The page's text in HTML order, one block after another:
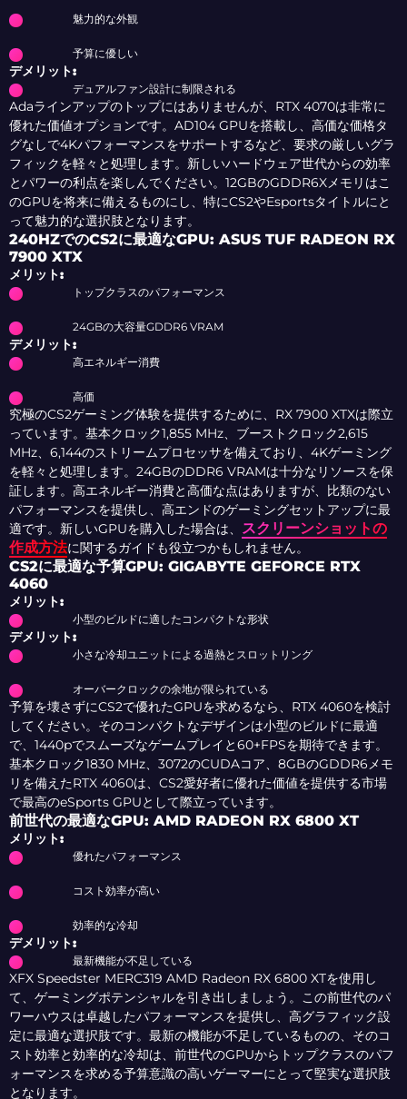
魅力的な外観
予算に優しい
デメリット:
デュアルファン設計に制限される
Adaラインアップのトップにはありませんが、RTX 4070は非常に
優れた価値オプションです。AD104 GPUを搭載し、高価な価格タ
グなしで4Kパフォーマンスをサポートするなど、要求の厳しいグラ
フィックを軽々と処理します。新しいハードウェア世代からの効率
とパワーの利点を楽しんでください。12GBのGDDR6Xメモリはこ
のGPUを将来に備えるものにし、特にCS2やEsportsタイトルにと
って魅力的な選択肢となります。
240HZでのCS2に最適なGPU: ASUS TUF RADEON RX
7900 XTX
メリット:
トップクラスのパフォーマンス
24GBの大容量GDDR6 VRAM
デメリット:
高エネルギー消費
高価
究極のCS2ゲーミング体験を提供するために、RX 7900 XTXは際立
っています。基本クロック1,855 MHz、ブーストクロック2,615
MHz、6,144のストリームプロセッサを備えており、4Kゲーミング
を軽々と処理します。24GBのDDR6 VRAMは十分なリソースを保
証します。高エネルギー消費と高価な点はありますが、比類のない
パフォーマンスを提供し、高エンドのゲーミングセットアップに最
適です。新しいGPUを購入した場合は、 スクリーンショットの
作成方法に関するガイドも役立つかもしれません。
CS2に最適な予算GPU: GIGABYTE GEFORCE RTX
4060
メリット:
小型のビルドに適したコンパクトな形状
デメリット:
小さな冷却ユニットによる過熱とスロットリング
オーバークロックの余地が限られている
予算を壊さずにCS2で優れたGPUを求めるなら、RTX 4060を検討
してください。そのコンパクトなデザインは小型のビルドに最適
で、1440pでスムーズなゲームプレイと60+FPSを期待できます。
基本クロック1830 MHz、3072のCUDAコア、8GBのGDDR6メモ
リを備えたRTX 4060は、CS2愛好者に優れた価値を提供する市場
で最高のeSports GPUとして際立っています。
前世代の最適なGPU: AMD RADEON RX 6800 XT
メリット:
優れたパフォーマンス
コスト効率が高い
効率的な冷却
デメリット:
最新機能が不足している
XFX Speedster MERC319 AMD Radeon RX 6800 XTを使用し
て、ゲーミングポテンシャルを引き出しましょう。この前世代のパ
ワーハウスは卓越したパフォーマンスを提供し、高グラフィック設
定に最適な選択肢です。最新の機能が不足しているものの、そのコ
スト効率と効率的な冷却は、前世代のGPUからトップクラスのパフ
ォーマンスを求める予算意識の高いゲーマーにとって堅実な選択肢
となります。